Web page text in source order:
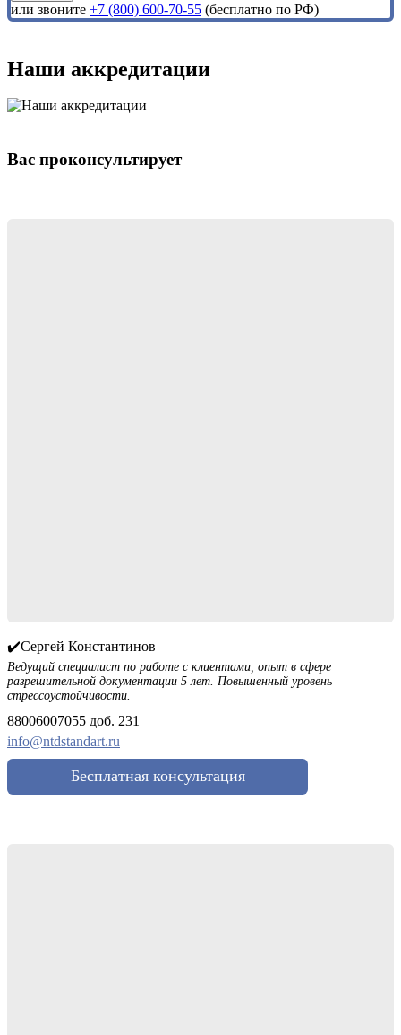
или звоните +7 (800) 600-70-55 (бесплатно по РФ)
Наши аккредитации
Вас проконсультирует
✔️Сергей Константинов
Ведущий специалист по работе с клиентами, опыт в сфере
разрешительной документации 5 лет. Повышенный уровень
стрессоустойчивости.
88006007055 доб. 231
info@ntdstandart.ru
Бесплатная консультация